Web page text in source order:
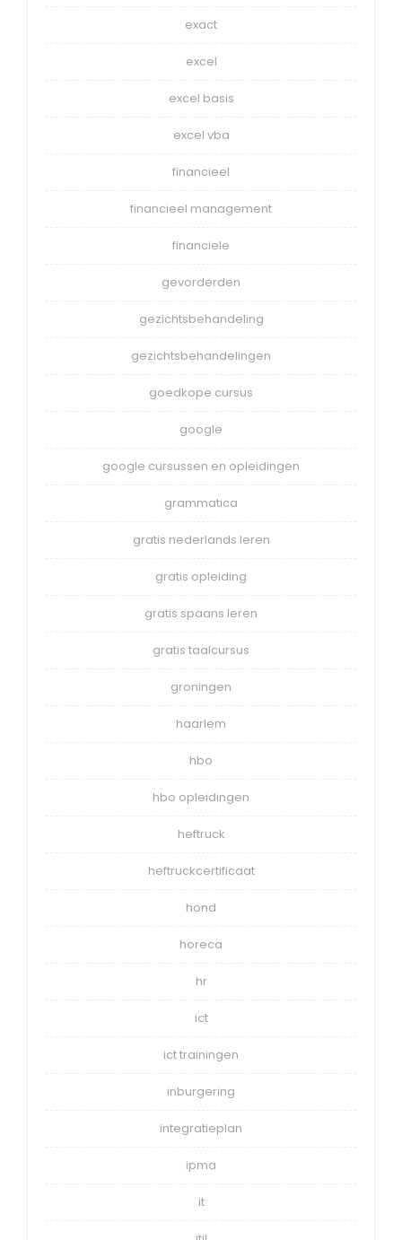
exact
excel
excel basis
excel vba
financieel
financieel management
financiele
gevorderden
gezichtsbehandeling
gezichtsbehandelingen
goedkope cursus
google
google cursussen en opleidingen
grammatica
gratis nederlands leren
gratis opleiding
gratis spaans leren
gratis taalcursus
groningen
haarlem
hbo
hbo opleidingen
heftruck
heftruckcertificaat
hond
horeca
hr
ict
ict trainingen
inburgering
integratieplan
ipma
it